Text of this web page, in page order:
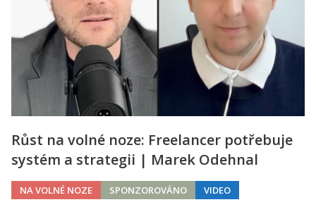
Růst na volné noze: Freelancer potřebuje
systém a strategii | Marek Odehnal
NA VOLNÉ NOZE SPONZOROVÁNO VIDEO